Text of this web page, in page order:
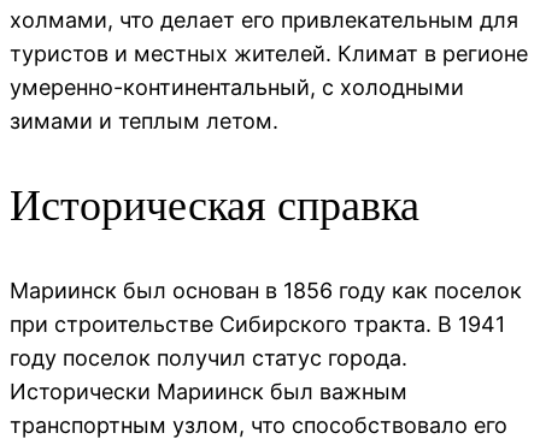
холмами, что делает его привлекательным для
туристов и местных жителей. Климат в регионе
умеренно-континентальный, с холодными
зимами и теплым летом.
Историческая справка
Мариинск был основан в 1856 году как поселок
при строительстве Сибирского тракта. В 1941
году поселок получил статус города.
Исторически Мариинск был важным
транспортным узлом, что способствовало его